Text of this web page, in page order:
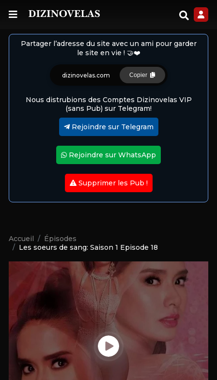
Partager l’adresse du site avec un ami pour garder
le site en vie ! 🤝❤️
dizinovelas.com Copier
Nous distrubions des Comptes Dizinovelas VIP
(sans Pub) sur Telegram!
Rejoindre sur Telegram
Rejoindre sur WhatsApp
Supprimer les Pub !
Accueil
Épisodes
Les soeurs de sang: Saison 1 Episode 18